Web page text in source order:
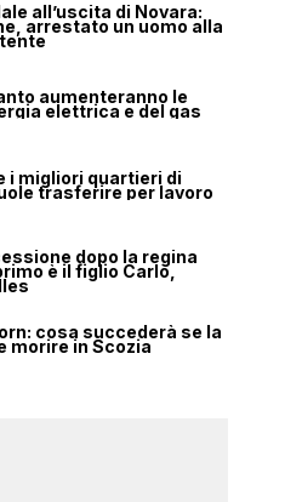
all’uscita di Novara:
arrestato un uomo alla
aumenteranno le
elettrica e del gas
i migliori quartieri di
trasferire per lavoro
dopo la regina
è il figlio Carlo,
cosa succederà se la
morire in Scozia